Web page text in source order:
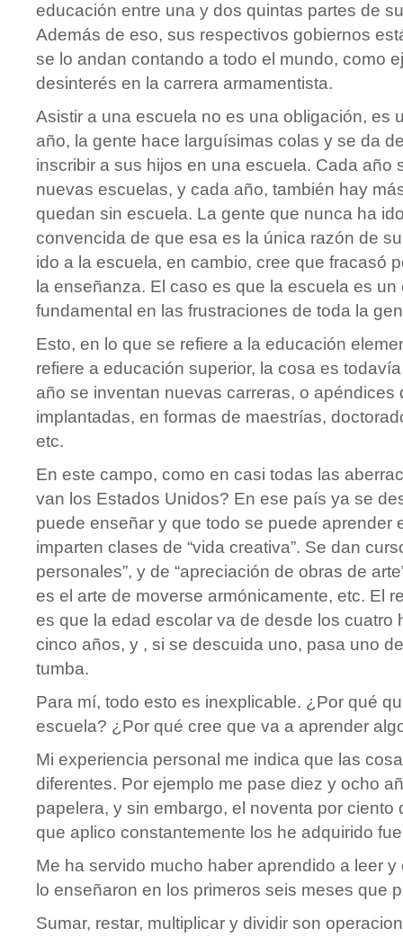
educación entre una y dos quintas partes de
Además de eso, sus respectivos gobiernos
se lo andan contando a todo el mundo, como
desinterés en la carrera armamentista.
Asistir a una escuela no es una obligación, es
año, la gente hace larguísimas colas y se da
inscribir a sus hijos en una escuela. Cada año
nuevas escuelas, y cada año, también hay
quedan sin escuela. La gente que nunca ha
convencida de que esa es la única razón de
ido a la escuela, en cambio, cree que fracasó
la enseñanza. El caso es que la escuela es un
fundamental en las frustraciones de toda la
Esto, en lo que se refiere a la educación
refiere a educación superior, la cosa es
año se inventan nuevas carreras, o apéndices
implantadas, en formas de maestrías,
etc.
En este campo, como en casi todas las
van los Estados Unidos? En ese país ya se
puede enseñar y que todo se puede aprender
imparten clases de “vida creativa”. Se dan
personales”, y de “apreciación de obras de
es el arte de moverse armónicamente, etc. El
es que la edad escolar va de desde los cuatro
cinco años, y , si se descuida uno, pasa uno
tumba.
Para mí, todo esto es inexplicable. ¿Por qué
escuela? ¿Por qué cree que va a aprender
Mi experiencia personal me indica que las
diferentes. Por ejemplo me pase diez y ocho
papelera, y sin embargo, el noventa por ciento
que aplico constantemente los he adquirido
Me ha servido mucho haber aprendido a leer y
lo enseñaron en los primeros seis meses que
Sumar, restar, multiplicar y dividir son